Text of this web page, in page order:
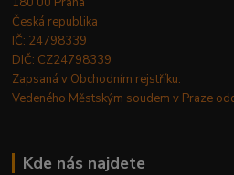
Česká republika
IČ: 24798339
DIČ: CZ24798339
Zapsaná v Obchodním rejstříku.
Vedeného Městským soudem v Praze
Kde nás najdete